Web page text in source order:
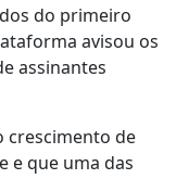
do primeiro
avisou os
assinantes
crescimento de
e que uma das